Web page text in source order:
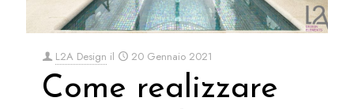
L2A Design il 20 Gennaio 2021
Come realizzare